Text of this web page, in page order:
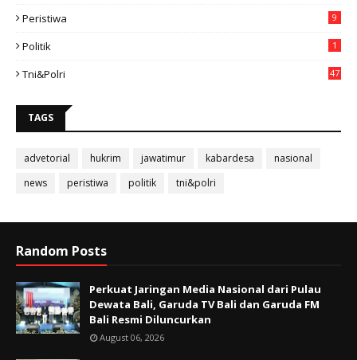
Peristiwa 9
Politik 1
Tni&polri 47
TAGS
advetorial hukrim jawatimur kabardesa
nasional
news
peristiwa politik tni&polri
Random Posts
Perkuat Jaringan Media Nasional dari Pulau
Dewata Bali, Garuda TV Bali dan Garuda FM
Bali Resmi Diluncurkan
August 06, 2026